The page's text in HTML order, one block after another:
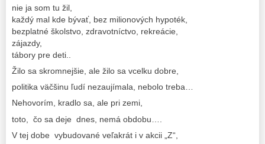
nie ja som tu žil,
každý mal kde bývať, bez milionových hypoték,
bezplatné školstvo, zdravotníctvo, rekreácie,
zájazdy,
tábory pre deti..
Žilo sa skromnejšie, ale žilo sa vcelku dobre,
politika väčšinu ľudí nezaujímala, nebolo treba…
Nehovorím, kradlo sa, ale pri zemi,
toto, čo sa deje dnes, nemá obdobu….
V tej dobe vybudované veľakrát i v akcii „Z“,